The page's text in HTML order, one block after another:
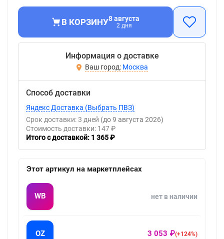
В КОРЗИНУ8 августа
2 дня
Информация о доставке
Москва
Способ доставки
Яндекс Доставка (Выбрать ПВЗ)
Срок доставки: 3 дней (до 9 августа 2026)
Стоимость доставки: 147 ₽
Итого с доставкой: 1 365 ₽
Этот артикул на маркетплейсах
WB нет в наличии
OZ 3 053 ₽(+124%)